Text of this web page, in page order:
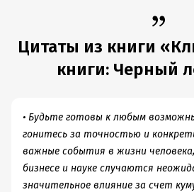
Цитаты из книги
книги: Черный
• Будьте готовы к любым
гонитесь за точностью и
важные события в жизни
бизнесе и науке случаются
значительное влияние за счет